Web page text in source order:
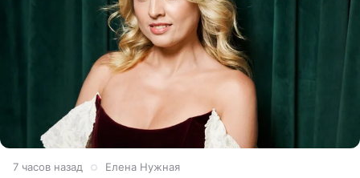
7 часов назад Елена Нужная